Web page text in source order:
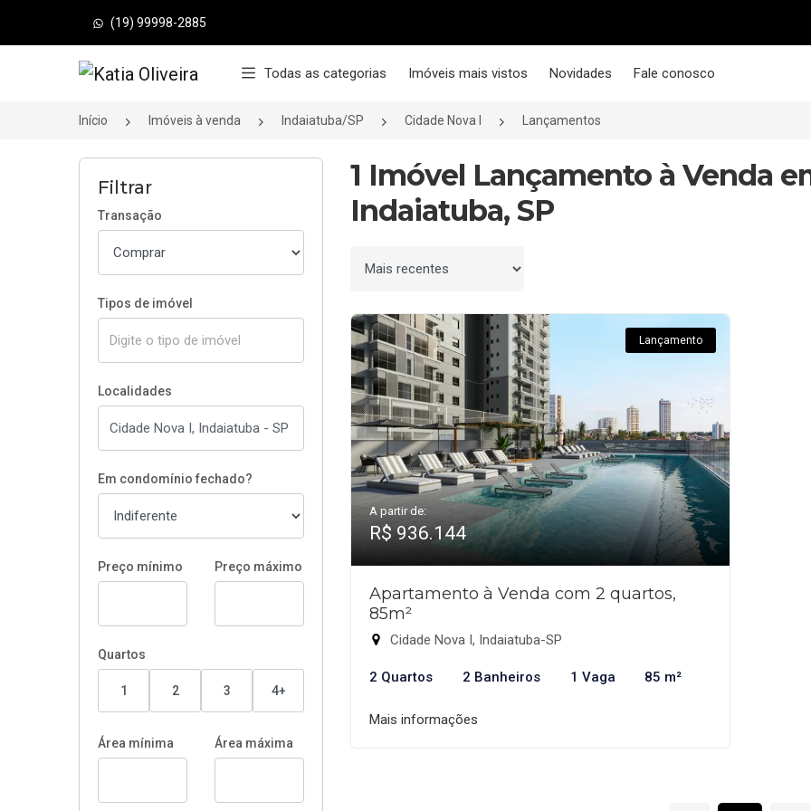
(19) 99998-2885
Página inicial Todas as categorias Imóveis mais vistos Novidades Fale conosco
Início Imóveis à venda Indaiatuba/SP Cidade Nova I Lançamentos
Filtrar
Transação
Tipos de imóvel
Localidades
Em condomínio fechado?
Preço mínimo Preço máximo
Quartos
1 2 3 4+
Área mínima Área máxima
1 Imóvel Lançamento à Venda
Indaiatuba, SP
Ordenar por
Lançamento
A partir de:
R$ 936.144
Apartamento à Venda com 2 quartos,
85m²
Cidade Nova I, Indaiatuba-SP
2 Quartos 2 Banheiros 1 Vaga 85 m²
Mais informações